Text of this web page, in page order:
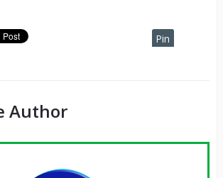
Pin
Author